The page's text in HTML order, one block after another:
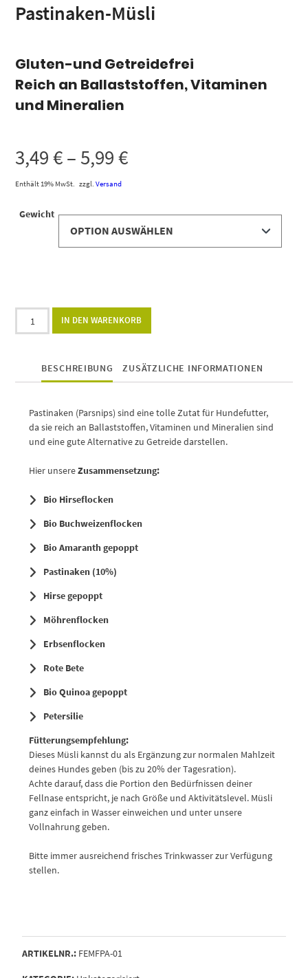
Pastinaken-Müsli
Gluten-und Getreidefrei
Reich an Ballaststoffen, Vitaminen
und Mineralien
3,49€– 5,99€
Enthält 19% MwSt. zzgl.Versand
Gewicht
IN DEN WARENKORB
BESCHREIBUNG ZUSÄTZLICHE INFORMATIONEN
Pastinaken (Parsnips) sind eine tolle Zutat für Hundefutter,
da sie reich an Ballaststoffen, Vitaminen und Mineralien sind
und eine gute Alternative zu Getreide darstellen.
Hier unsereZusammensetzung:
Bio Hirseflocken
Bio Buchweizenflocken
Bio Amaranth gepoppt
Pastinaken (10%)
Hirse gepoppt
Möhrenflocken
Erbsenflocken
Rote Bete
Bio Quinoa gepoppt
Petersilie
Fütterungsempfehlung:
Dieses Müsli kannst du als Ergänzung zur normalen Mahlzeit
deines Hundes geben (bis zu 20% der Tagesration).
Achte darauf, dass die Portion den Bedürfnissen deiner
Fellnase entspricht, je nach Größe und Aktivitätslevel. Müsli
ganz einfach in Wasser einweichen und unter unsere
Vollnahrung geben.
Bitte immer ausreichend frisches Trinkwasser zur Verfügung
stellen.
ARTIKELNR.: FEMFPA-01